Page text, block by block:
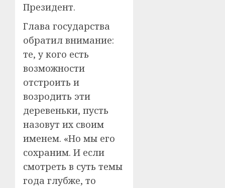
Президент.
Глава государства
обратил внимание:
те, у кого есть
возможности
отстроить и
возродить эти
деревеньки, пусть
назовут их своим
именем. «Но мы его
сохраним. И если
смотреть в суть темы
года глубже, то